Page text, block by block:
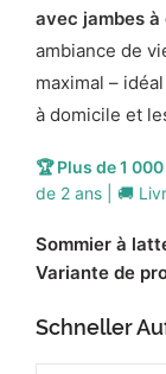
avec jambes à
ambiance de
maximal –
à domicile et
🏆 Plus de 1
de 2 ans | 🚚
Sommier à
Variante de
Schneller